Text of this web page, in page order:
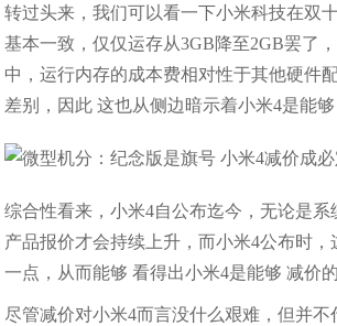
转过头来，我们可以看一下小米科技在双
基本一致，仅仅运存从3GB降至2GB罢了
中，运行内存的成本费相对性于其他硬件
差别，因此 这也从侧边暗示着小米4是能够
综合性看来，小米4自公布迄今，无论是
产品报价才会持续上升，而小米4公布时
一点，从而能够 看得出小米4是能够 减价
尽管减价对小米4而言没什么艰难，但并